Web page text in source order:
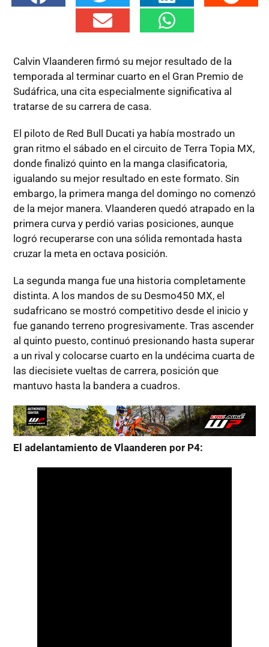
Calvin Vlaanderen firmó su mejor resultado de la
temporada al terminar cuarto en el Gran Premio de
Sudáfrica, una cita especialmente significativa al
tratarse de su carrera de casa.
El piloto de Red Bull Ducati ya había mostrado un
gran ritmo el sábado en el circuito de Terra Topia MX,
donde finalizó quinto en la manga clasificatoria,
igualando su mejor resultado en este formato. Sin
embargo, la primera manga del domingo no comenzó
de la mejor manera. Vlaanderen quedó atrapado en la
primera curva y perdió varias posiciones, aunque
logró recuperarse con una sólida remontada hasta
cruzar la meta en octava posición.
La segunda manga fue una historia completamente
distinta. A los mandos de su Desmo450 MX, el
sudafricano se mostró competitivo desde el inicio y
fue ganando terreno progresivamente. Tras ascender
al quinto puesto, continuó presionando hasta superar
a un rival y colocarse cuarto en la undécima cuarta de
las diecisiete vueltas de carrera, posición que
mantuvo hasta la bandera a cuadros.
El adelantamiento de Vlaanderen por P4: